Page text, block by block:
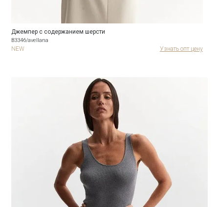
Джемпер с содержанием шерсти
B3346/avellana
NEW Узнать опт цену